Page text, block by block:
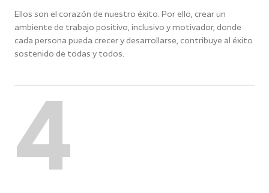
Ellos son el corazón de nuestro éxito. Por ello, crear un
ambiente de trabajo positivo, inclusivo y motivador, donde
cada persona pueda crecer y desarrollarse, contribuye al éxito
sostenido de todas y todos.
4